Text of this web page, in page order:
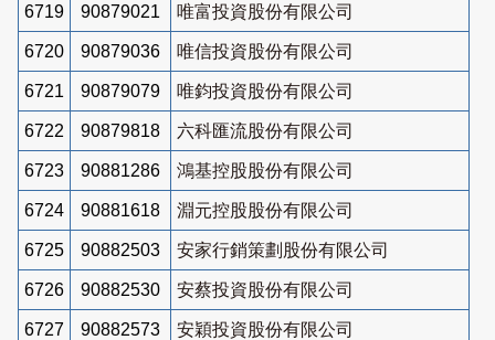
6719 90879021 唯富投資股份有限公司
6720 90879036 唯信投資股份有限公司
6721 90879079 唯鈞投資股份有限公司
6722 90879818 六科匯流股份有限公司
6723 90881286 鴻基控股股份有限公司
6724 90881618 淵元控股股份有限公司
6725 90882503 安家行銷策劃股份有限公司
6726 90882530 安蔡投資股份有限公司
6727 90882573 安穎投資股份有限公司